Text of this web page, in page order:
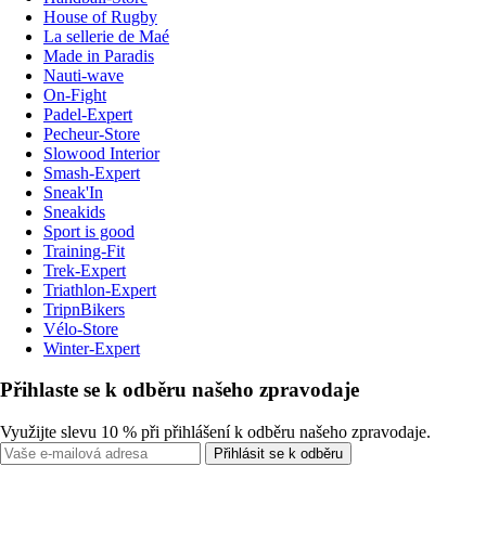
House of Rugby
La sellerie de Maé
Made in Paradis
Nauti-wave
On-Fight
Padel-Expert
Pecheur-Store
Slowood Interior
Smash-Expert
Sneak'In
Sneakids
Sport is good
Training-Fit
Trek-Expert
Triathlon-Expert
TripnBikers
Vélo-Store
Winter-Expert
Přihlaste se k odběru našeho zpravodaje
Využijte slevu 10 % při přihlášení k odběru našeho zpravodaje.
Přihlásit se k odběru